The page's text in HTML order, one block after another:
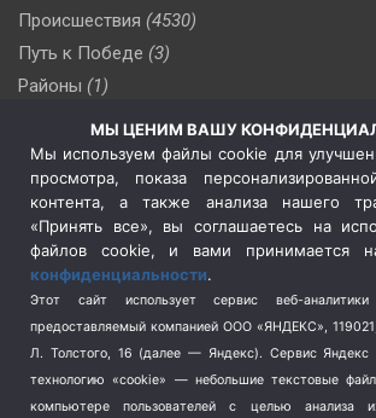
Происшествия (4530)
Путь к Победе (3)
Районы (1)
(509)
Сельское хозяйство (3)
Социальная политика
(3)
Спецоперация в Украине
Спецоперация на Украине
(404)
Спорт (740)
Терроризм (1)
Транспорт (262)
Туризм (178)
МЫ ЦЕНИМ ВАШУ
Мы используем файлы cookie для
просмотра, показа
контента, а также анализа нашего
«Принять все», вы соглашаетесь на
файлов cookie, и вами принимается
конфиденциальности.
Этот сайт использует сервис веб-
предоставляемый компанией ООО «ЯНДЕКС»,
Л. Толстого, 16 (далее — Яндекс). Сервис Яндекс
технологию «cookie» — небольшие текстовые
компьютере пользователей с целью анализа